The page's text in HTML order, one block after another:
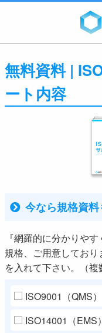
無料資料 |
ート内容
今なら規格資料
『網羅的に分かりや
規格、ご用意してお
を入れて下さい。（複
ISO9001（QMS）
ISO14001（EMS）